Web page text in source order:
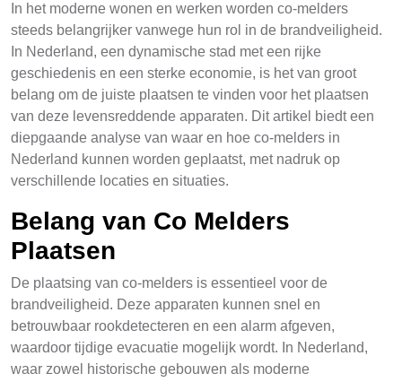
In het moderne wonen en werken worden co-melders
steeds belangrijker vanwege hun rol in de brandveiligheid.
In Nederland, een dynamische stad met een rijke
geschiedenis en een sterke economie, is het van groot
belang om de juiste plaatsen te vinden voor het plaatsen
van deze levensreddende apparaten. Dit artikel biedt een
diepgaande analyse van waar en hoe co-melders in
Nederland kunnen worden geplaatst, met nadruk op
verschillende locaties en situaties.
Belang van Co Melders
Plaatsen
De plaatsing van co-melders is essentieel voor de
brandveiligheid. Deze apparaten kunnen snel en
betrouwbaar rookdetecteren en een alarm afgeven,
waardoor tijdige evacuatie mogelijk wordt. In Nederland,
waar zowel historische gebouwen als moderne